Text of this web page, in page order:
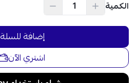
الكمية
إضافة للسلة
اشتري الآن